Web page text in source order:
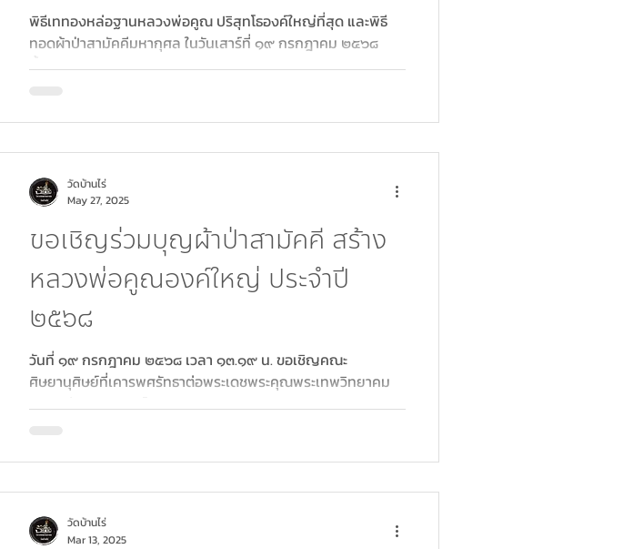
พิธีเททองหล่อฐานหลวงพ่อคูณ ปริสุทโธองค์ใหญ่ที่สุด และพิธี
ทอดผ้าป่าสามัคคีมหากุศล ในวันเสาร์ที่ ๑๙ กรกฎาคม ๒๕๖๘
ตั้งแต่เวลา ๑๐.๐๐ น....
ขอเชิญร่วมบุญผ้าป่าสามัคคี สร้าง
หลวงพ่อคูณองค์ใหญ่ ประจำปี
๒๕๖๘
วันที่ ๑๙ กรกฎาคม ๒๕๖๘ เวลา ๑๓.๑๙ น. ขอเชิญคณะ
ศิษยานุศิษย์ที่เคารพศรัทธาต่อพระเดชพระคุณพระเทพวิทยาคม
หลวงพ่อคูณ ปริสุทโธ...
วัดบ้านไร่
May 27, 2025
วัดบ้านไร่
Mar 13, 2025